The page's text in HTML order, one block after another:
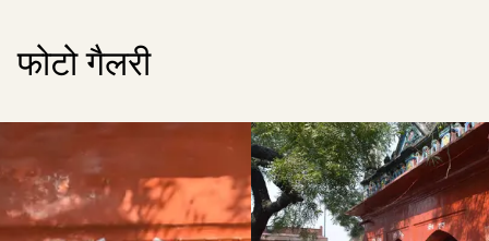
फोटो गैलरी